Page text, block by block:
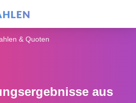
SERVICE
& Quoten
aus